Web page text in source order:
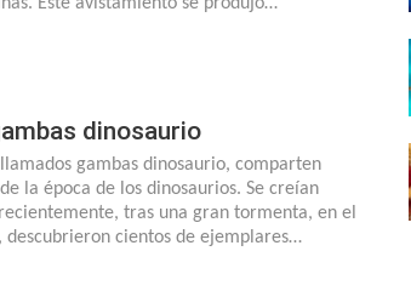
dinosaurio
gambas dinosaurio, comparten
la época de los dinosaurios. Se creían
tras una gran tormenta, en el
descubrieron cientos de ejemplares…